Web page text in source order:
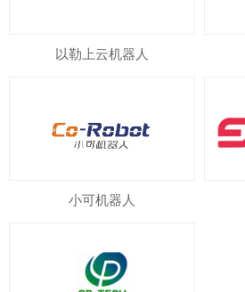
以勒上云机器人
小可机器人